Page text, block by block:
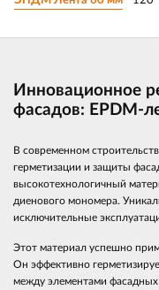
Инновационное
фасадов: EPDM-
В современном
герметизации и защиты
высокотехнологичный
диенового мономера.
исключительные
Этот материал успешно
Он эффективно
между элементами фасадных